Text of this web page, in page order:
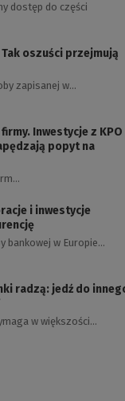
dostęp do części
oszuści przejmują
zapisanej w…
Inwestycje z KPO
popyt na
i inwestycje
bankowej w Europie…
radzą: jedź do
w większości…